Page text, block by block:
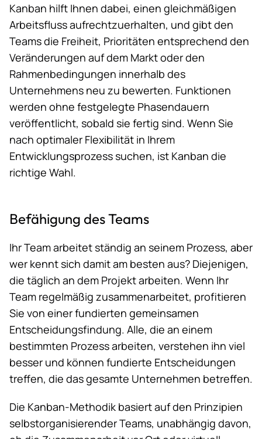
Kanban hilft Ihnen dabei, einen gleichmäßigen
Arbeitsfluss aufrechtzuerhalten, und gibt den
Teams die Freiheit, Prioritäten entsprechend den
Veränderungen auf dem Markt oder den
Rahmenbedingungen innerhalb des
Unternehmens neu zu bewerten. Funktionen
werden ohne festgelegte Phasendauern
veröffentlicht, sobald sie fertig sind. Wenn Sie
nach optimaler Flexibilität in Ihrem
Entwicklungsprozess suchen, ist Kanban die
richtige Wahl.
Befähigung des Teams
Ihr Team arbeitet ständig an seinem Prozess, aber
wer kennt sich damit am besten aus? Diejenigen,
die täglich an dem Projekt arbeiten. Wenn Ihr
Team regelmäßig zusammenarbeitet, profitieren
Sie von einer fundierten gemeinsamen
Entscheidungsfindung. Alle, die an einem
bestimmten Prozess arbeiten, verstehen ihn viel
besser und können fundierte Entscheidungen
treffen, die das gesamte Unternehmen betreffen.
Die Kanban-Methodik basiert auf den Prinzipien
selbstorganisierender Teams, unabhängig davon,